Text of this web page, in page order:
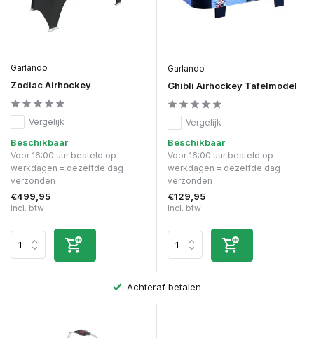
Garlando
Zodiac Airhockey
Vergelijk
Beschikbaar
Voor 16:00 uur besteld op
werkdagen = dezelfde dag
verzonden
€499,95
Incl. btw
Garlando
Ghibli Airhockey Tafelmodel
Vergelijk
Beschikbaar
Voor 16:00 uur besteld op
werkdagen = dezelfde dag
verzonden
€129,95
Incl. btw
Achteraf betalen